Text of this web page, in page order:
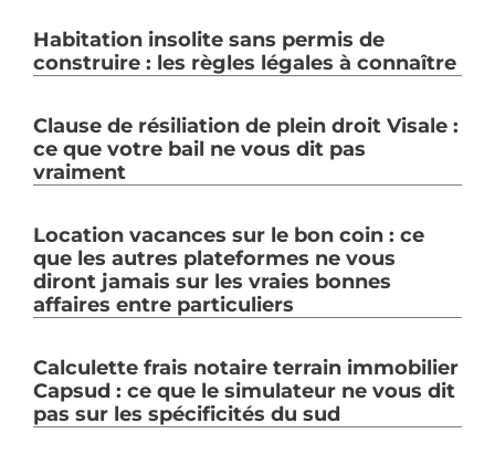
Habitation insolite sans permis de
construire : les règles légales à connaître
Clause de résiliation de plein droit Visale :
ce que votre bail ne vous dit pas
vraiment
Location vacances sur le bon coin : ce
que les autres plateformes ne vous
diront jamais sur les vraies bonnes
affaires entre particuliers
Calculette frais notaire terrain immobilier
Capsud : ce que le simulateur ne vous dit
pas sur les spécificités du sud